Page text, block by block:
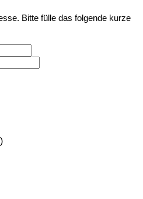
Bitte fülle das folgende kurze